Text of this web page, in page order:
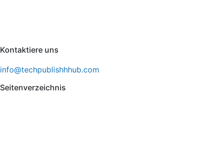
Kontaktiere uns
info@techpublishhhub.com
Seitenverzeichnis